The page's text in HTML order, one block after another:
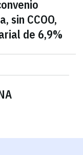
sin CCOO,
de 6,9%